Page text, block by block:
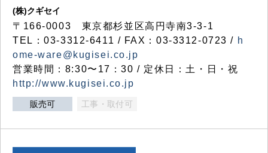
(株)クギセイ
〒166-0003 東京都杉並区高円寺南3-3-1
TEL：03-3312-6411 / FAX：03-3312-0723 / h
ome-ware@kugisei.co.jp
営業時間：8:30〜17：30 / 定休日：土・日・祝
http://www.kugisei.co.jp
販売可 工事・取付可